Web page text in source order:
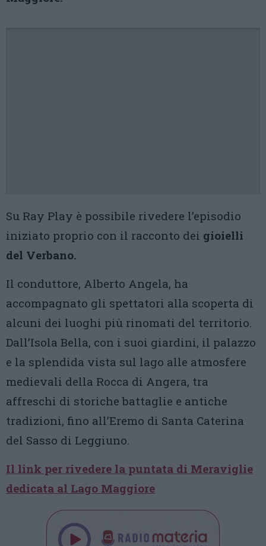
Su Ray Play è possibile rivedere l’episodio
iniziato proprio con il racconto dei gioielli
del Verbano.
Il conduttore, Alberto Angela, ha
accompagnato gli spettatori alla scoperta di
alcuni dei luoghi più rinomati del territorio.
Dall’Isola Bella, con i suoi giardini, il palazzo
e la splendida vista sul lago alle atmosfere
medievali della Rocca di Angera, tra
affreschi di storiche battaglie e antiche
tradizioni, fino all’Eremo di Santa Caterina
del Sasso di Leggiuno.
Il link per rivedere la puntata di Meraviglie
dedicata al Lago Maggiore